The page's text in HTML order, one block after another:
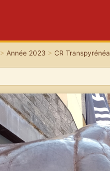
> Année 2023 > CR Transpyrénéa